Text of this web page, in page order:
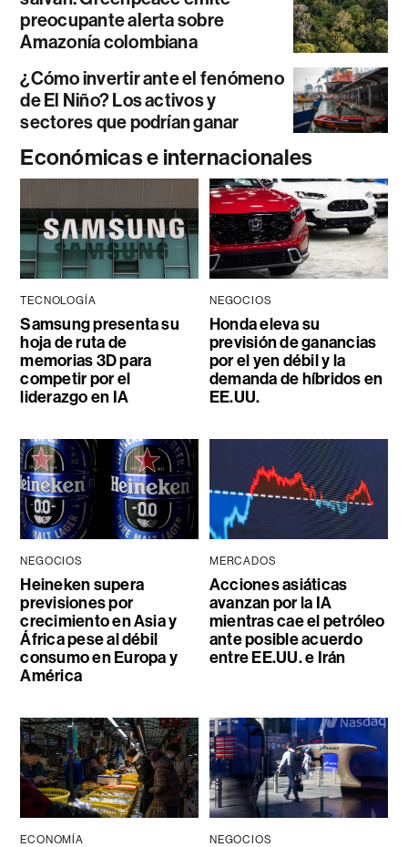
preocupante alerta sobre
Amazonía colombiana
¿Cómo invertir ante el fenómeno
de El Niño? Los activos y
sectores que podrían ganar
Económicas e internacionales
TECNOLOGÍA
Samsung presenta su
hoja de ruta de
memorias 3D para
competir por el
liderazgo en IA
NEGOCIOS
Honda eleva su
previsión de ganancias
por el yen débil y la
demanda de híbridos en
EE.UU.
NEGOCIOS
Heineken supera
previsiones por
crecimiento en Asia y
África pese al débil
consumo en Europa y
América
MERCADOS
Acciones asiáticas
avanzan por la IA
mientras cae el petróleo
ante posible acuerdo
entre EE.UU. e Irán
ECONOMÍA NEGOCIOS